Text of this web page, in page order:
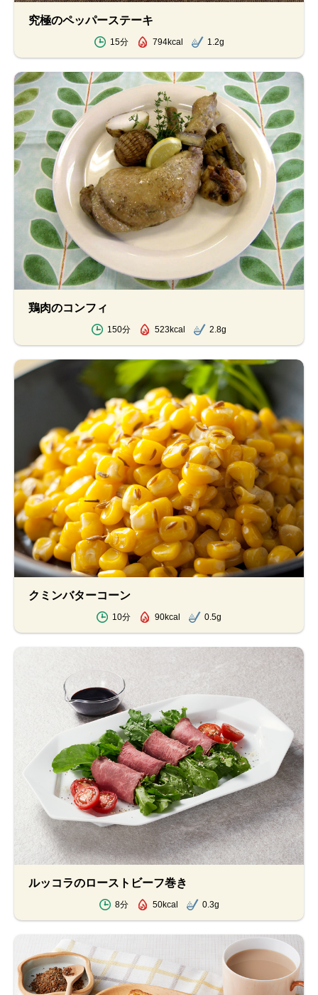
究極のペッパーステーキ
15分 794kcal 1.2g
鶏肉のコンフィ
150分 523kcal 2.8g
クミンバターコーン
10分 90kcal 0.5g
ルッコラのローストビーフ巻き
8分 50kcal 0.3g